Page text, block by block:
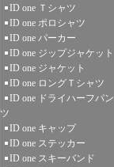
ID one Ｔシャツ
ID one ポロシャツ
ID one パーカー
ID one ジップジャケット
ID one ジャケット
ID one ロングＴシャツ
ID one ドライハーフパン
ツ
ID one キャップ
ID one ステッカー
ID one スキーバンド